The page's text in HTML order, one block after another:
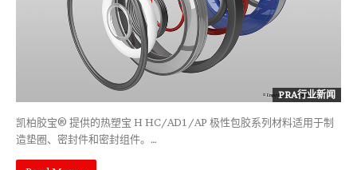
PRA行业新闻
凯柏胶宝® 提供的热塑宝 H HC/AD1/AP 极性包胶系列材料适用于制
造垫圈、密封件和密封组件。…